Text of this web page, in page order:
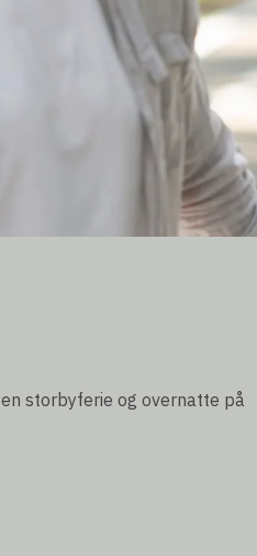
pladser
storbyferie og overnatte på